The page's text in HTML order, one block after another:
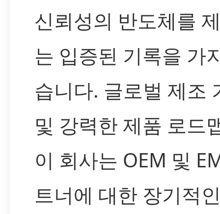
신뢰성의 반도체를
는 입증된 기록을 가
습니다. 글로벌 제조
및 강력한 제품 로드
이 회사는 OEM 및
트너에 대한 장기적